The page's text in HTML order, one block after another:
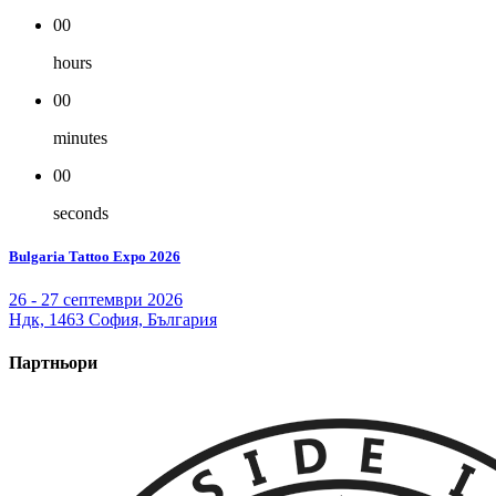
00
hours
00
minutes
00
seconds
Bulgaria Tattoo Expo 2026
26 - 27 септември 2026
Ндк, 1463 София, България
Партньори